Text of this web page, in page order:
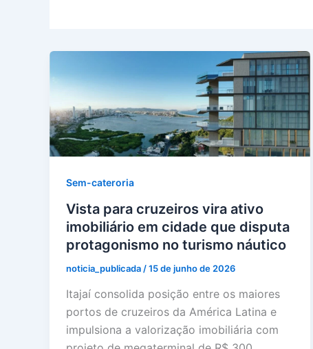
Sem-cateroria
Vista para cruzeiros vira ativo
imobiliário em cidade que disputa
protagonismo no turismo náutico
noticia_publicada /15 de junho de 2026
Itajaí consolida posição entre os maiores
portos de cruzeiros da América Latina e
impulsiona a valorização imobiliária com